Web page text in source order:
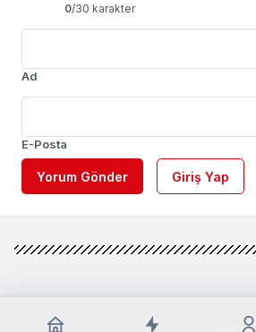
0/30 karakter
Ad
E-Posta
Yorum Gönder Giriş Yap